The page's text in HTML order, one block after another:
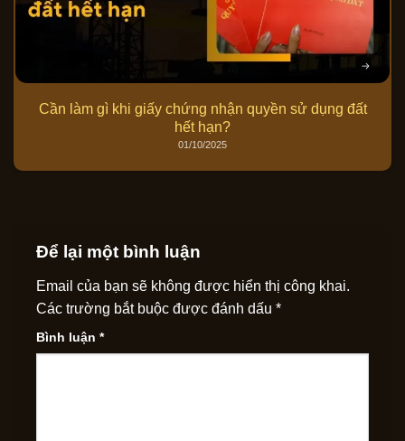
Cần làm gì khi giấy chứng nhận quyền sử dụng đất
hết hạn?
01/10/2025
Để lại một bình luận
Email của bạn sẽ không được hiển thị công khai.
Các trường bắt buộc được đánh dấu *
Bình luận *